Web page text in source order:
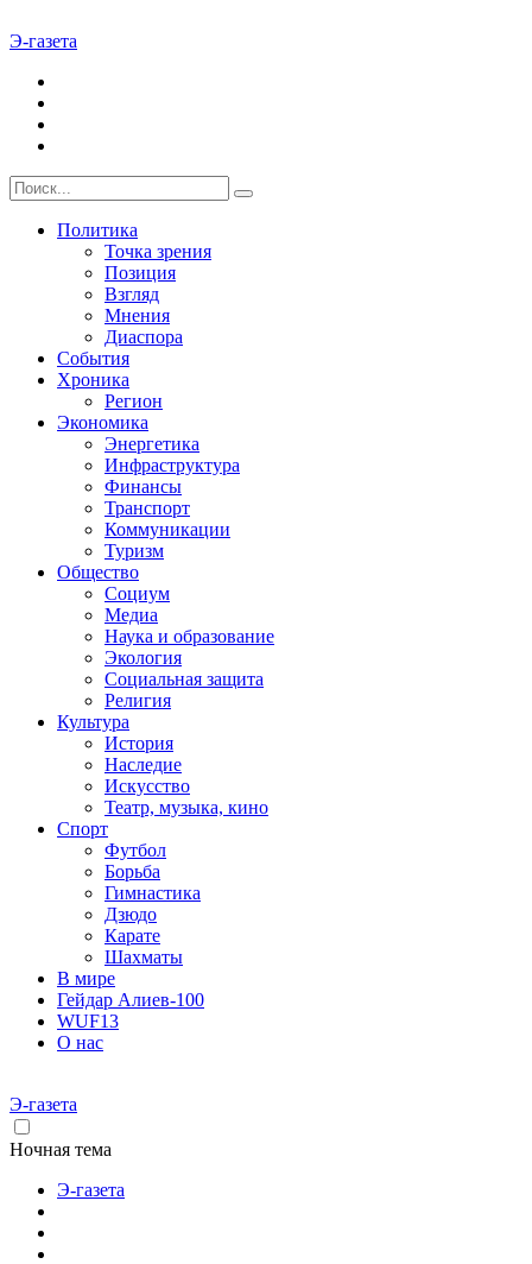
Э-газета
Политика
Точка зрения
Позиция
Взгляд
Мнения
Диаспора
События
Хроника
Регион
Экономика
Энергетика
Инфраструктура
Финансы
Транспорт
Коммуникации
Туризм
Общество
Социум
Медиа
Наука и образование
Экология
Социальная защита
Религия
Культура
История
Наследие
Искусство
Театр, музыка, кино
Спорт
Футбол
Борьба
Гимнастика
Дзюдо
Карате
Шахматы
В мире
Гейдар Алиев-100
WUF13
О нас
Э-газета
Ночная тема
Э-газета